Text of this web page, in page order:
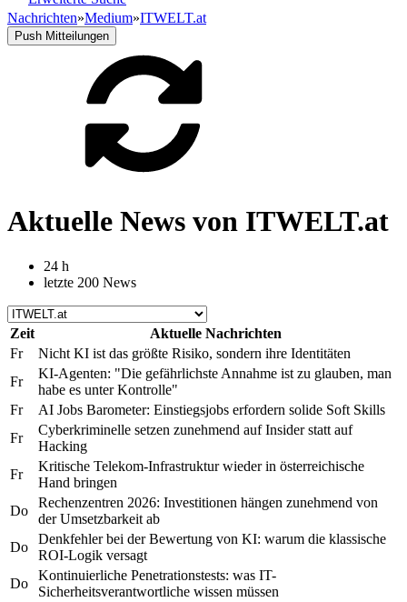
Nachrichten»Medium»ITWELT.at
Push Mitteilungen
Aktuelle News von ITWELT.at
24 h
letzte 200 News
Zeit
Aktuelle Nachrichten
Fr
Nicht KI ist das größte Risiko, sondern ihre Identitäten
Fr
KI-Agenten: "Die gefährlichste Annahme ist zu glauben, man
habe es unter Kontrolle"
Fr
AI Jobs Barometer: Einstiegsjobs erfordern solide Soft Skills
Fr
Cyberkriminelle setzen zunehmend auf Insider statt auf
Hacking
Fr
Kritische Telekom-Infrastruktur wieder in österreichische
Hand bringen
Do
Rechenzentren 2026: Investitionen hängen zunehmend von
der Umsetzbarkeit ab
Do
Denkfehler bei der Bewertung von KI: warum die klassische
ROI-Logik versagt
Do
Kontinuierliche Penetrationstests: was IT-
Sicherheitsverantwortliche wissen müssen